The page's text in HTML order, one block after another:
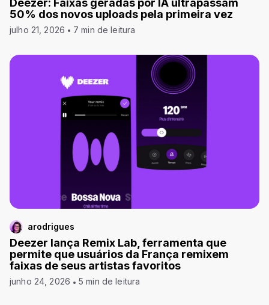
50% dos novos uploads pela primeira vez
julho 21, 2026 7 min de leitura
arodrigues
Deezer lança Remix Lab, ferramenta que
permite que usuários da França remixem
faixas de seus artistas favoritos
junho 24, 2026 5 min de leitura